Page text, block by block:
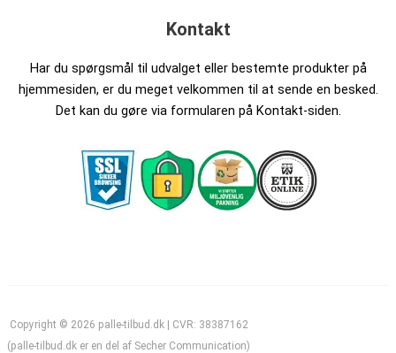
Kontakt
Har du spørgsmål til udvalget eller bestemte produkter på
hjemmesiden, er du meget velkommen til at sende en besked.
Det kan du gøre via formularen på Kontakt-siden.
Copyright © 2026 palle-tilbud.dk | CVR: 38387162
(palle-tilbud.dk er en del af Secher Communication)